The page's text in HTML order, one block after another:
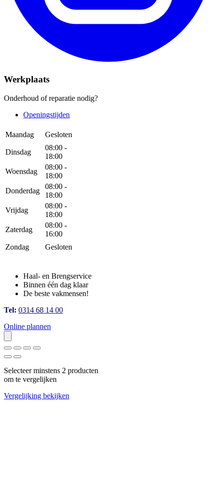
Werkplaats
Onderhoud of reparatie nodig?
Openingstijden
Maandag Gesloten
Dinsdag
08:00 -
18:00
Woensdag
08:00 -
18:00
Donderdag
08:00 -
18:00
Vrijdag
08:00 -
18:00
Zaterdag
08:00 -
16:00
Zondag
Gesloten
Haal- en Brengservice
Binnen één dag klaar
De beste vakmensen!
Tel: 0314 68 14 00
Online plannen
Selecteer minstens 2 producten
om te vergelijken
Vergelijking bekijken